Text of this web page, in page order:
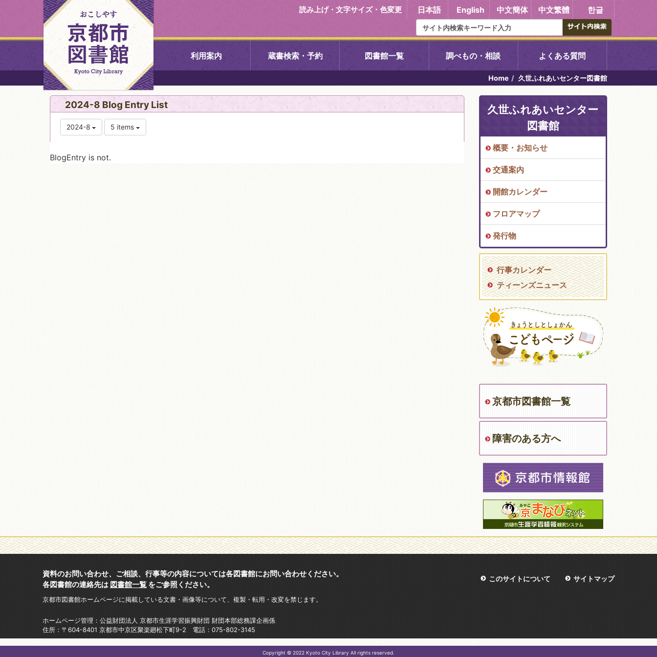
読み上げ・文字サイズ・色変更 日本語 English 中文簡体 中文繁體 한글
利用案内 蔵書検索・予約 図書館一覧
中央図書館 右京中央図書館 伏見中央図書館 醍醐中央図書館
北図書館 左京図書館 岩倉図書館 東山図書館
吉祥院図書館
向島図書館
コミュニティプラザ深草
図書館
調べもの・相談 よくある質問
Home 久世ふれあいセンター図書館
2024-8 Blog Entry List
2024-8 5 items
BlogEntry is not.
久世ふれあいセンター
図書館
概要・お知らせ
交通案内
開館カレンダー
フロアマップ
発行物
行事カレンダー
ティーンズニュース
京都市図書館一覧
障害のある方へ
このサイトについて サイトマップ
資料のお問い合わせ、ご相談、行事等の内容については各図書館にお問い合わせください。
各図書館の連絡先は 図書館一覧 をご参照ください。
京都市図書館ホームページに掲載している文書・画像等について、複製・転用・改変を禁じます。
ホームページ管理：公益財団法人 京都市生涯学習振興財団 財団本部総務課企画係
住所：〒604-8401 京都市中京区聚楽廻松下町9-2 電話：075-802-3145
Copyright © 2022 Kyoto City Library All rights reserved.